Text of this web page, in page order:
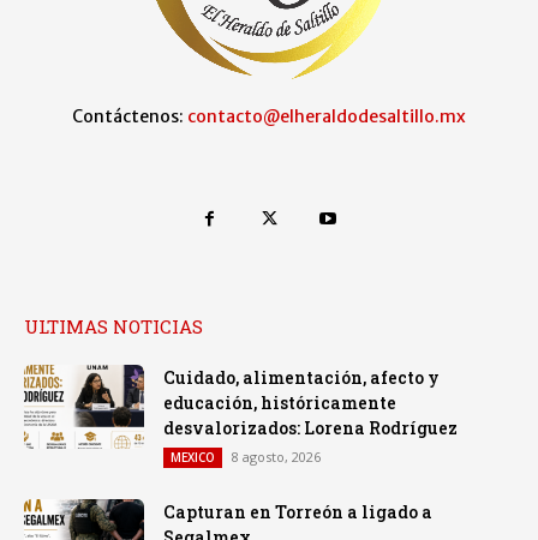
Contáctenos: contacto@elheraldodesaltillo.mx
ULTIMAS NOTICIAS
Cuidado, alimentación, afecto y
educación, históricamente
desvalorizados: Lorena Rodríguez
MEXICO 8 agosto, 2026
Capturan en Torreón a ligado a